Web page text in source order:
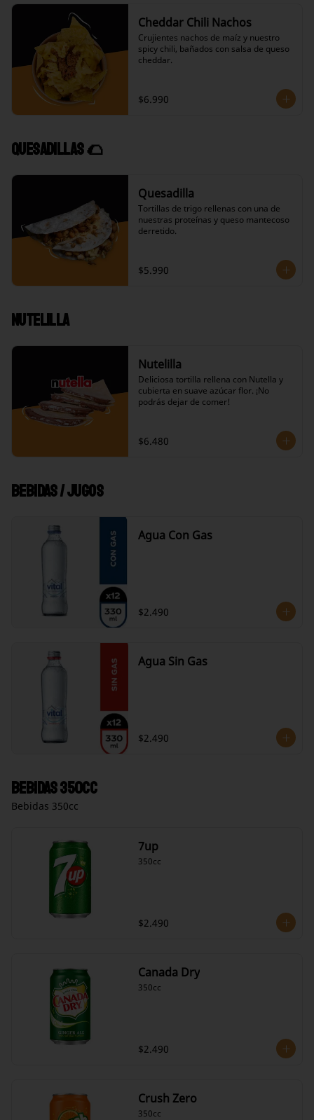
Cheddar Chili Nachos
Crujientes nachos de maíz y nuestro
spicy chili, bañados con salsa de queso
cheddar.
$6.990
Quesadillas 🌮
Quesadilla
Tortillas de trigo rellenas con una de
nuestras proteínas y queso mantecoso
derretido.
$5.990
Nutelilla
Nutelilla
Deliciosa tortilla rellena con Nutella y
cubierta en suave azúcar flor. ¡No
podrás dejar de comer!
$6.480
Bebidas / Jugos
Agua Con Gas
$2.490
Agua Sin Gas
$2.490
Bebidas 350cc
Bebidas 350cc
7up
350cc
$2.490
Canada Dry
350cc
$2.490
Crush Zero
350cc